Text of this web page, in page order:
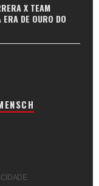
X TEAM
DE OURO DO